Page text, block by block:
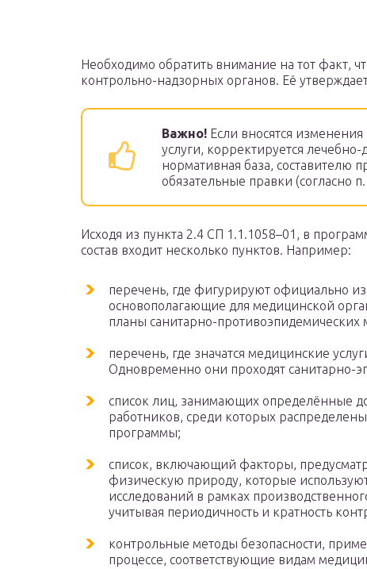
Необходимо обратить внимание на тот факт,
контрольно-надзорных органов. Её
Важно! Если вносятся
услуги, корректируется
нормативная база, составителю
обязательные правки (согласно
Исходя из пункта 2.4 СП 1.1.1058–01, в
состав входит несколько пунктов. Например:
перечень, где фигурируют официально
основополагающие для медицинской
планы санитарно-противоэпидемических
перечень, где значатся медицинские
Одновременно они проходят санитарно-
список лиц, занимающих определённые
работников, среди которых
программы;
список, включающий факторы,
физическую природу, которые
исследований в рамках
учитывая периодичность и кратность
контрольные методы безопасности,
процессе, соответствующие видам